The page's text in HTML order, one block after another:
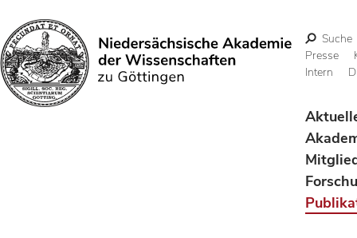
Suchen
Suche
Presse
Intern